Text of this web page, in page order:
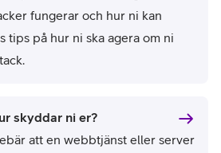
fungerar och hur ni kan
tips på hur ni ska agera om ni
skyddar ni er?
att en webbtjänst eller server